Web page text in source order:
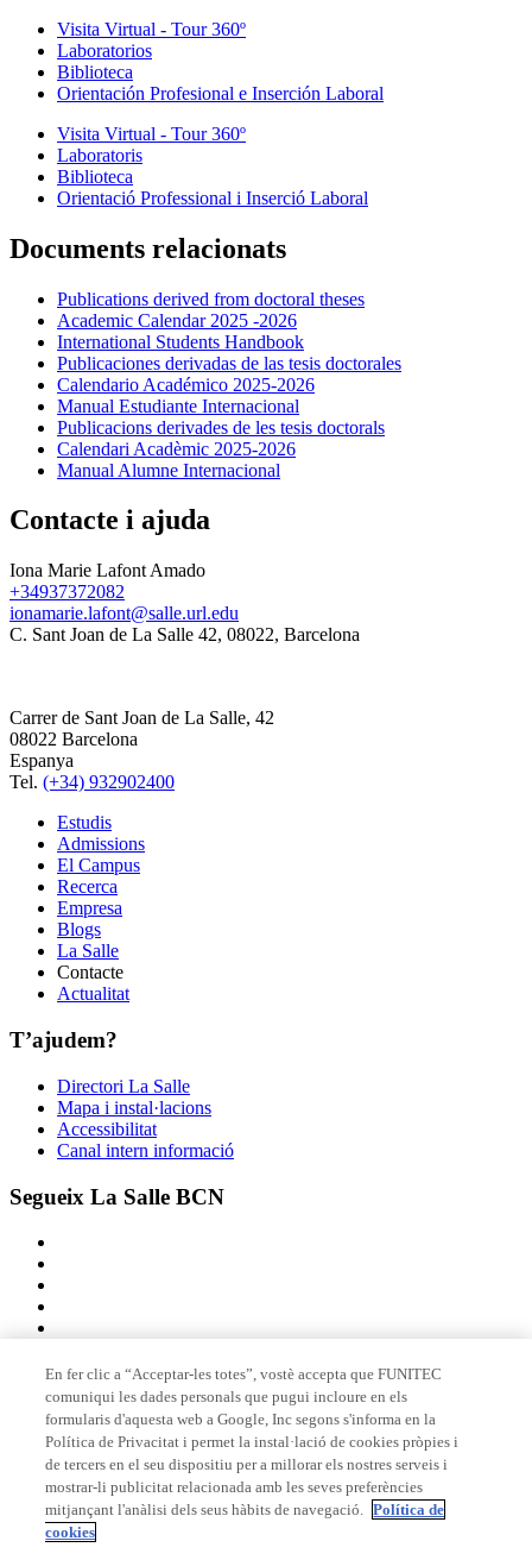
Visita Virtual - Tour 360º
Laboratorios
Biblioteca
Orientación Profesional e Inserción Laboral
Visita Virtual - Tour 360º
Laboratoris
Biblioteca
Orientació Professional i Inserció Laboral
Documents relacionats
Publications derived from doctoral theses
Academic Calendar 2025 -2026
International Students Handbook
Publicaciones derivadas de las tesis doctorales
Calendario Académico 2025-2026
Manual Estudiante Internacional
Publicacions derivades de les tesis doctorals
Calendari Acadèmic 2025-2026
Manual Alumne Internacional
Contacte i ajuda
Iona Marie Lafont Amado
+34937372082
ionamarie.lafont@salle.url.edu
C. Sant Joan de La Salle 42, 08022, Barcelona
Carrer de Sant Joan de La Salle, 42
08022 Barcelona
Espanya
Tel. (+34) 932902400
Estudis
Admissions
El Campus
Recerca
Empresa
Blogs
La Salle
Contacte
Actualitat
T’ajudem?
Directori La Salle
Mapa i instal·lacions
Accessibilitat
Canal intern informació
Segueix La Salle BCN
Membre de
Acreditacions
En fer clic a “Acceptar-les totes”, vostè accepta que FUNITEC
comuniqui les dades personals que pugui incloure en els
formularis d'aquesta web a Google, Inc segons s'informa en la
Política de Privacitat i permet la instal·lació de cookies pròpies i
de tercers en el seu dispositiu per a millorar els nostres serveis i
mostrar-li publicitat relacionada amb les seves preferències
mitjançant l'anàlisi dels seus hàbits de navegació. Política de
cookies